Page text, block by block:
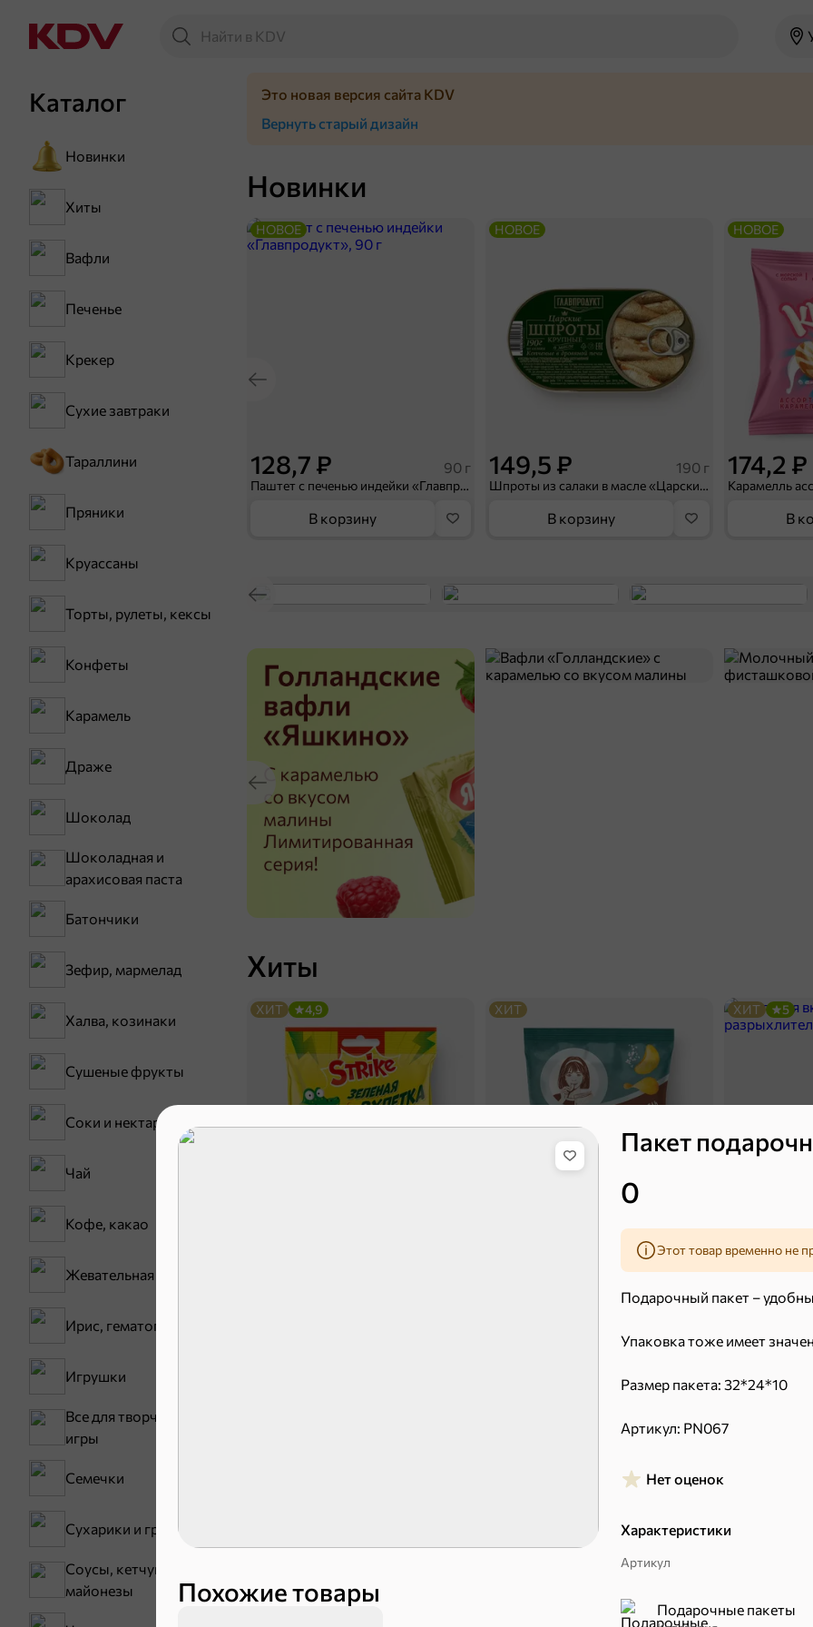
Похожие товары
Пакет
0
Этот товар временно не
Подарочный пакет –
Упаковка тоже имеет
Размер пакета: 32*24*10
Артикул: PN067
Нет оценок
Характеристики
Артикул
Подарочные пакеты
Каталог
Новинки
Хиты
Вафли
Печенье
Крекер
Сухие завтраки
Тараллини
Пряники
Круассаны
Торты, рулеты, кексы
Конфеты
Карамель
Драже
Шоколад
Шоколадная и
арахисовая паста
Батончики
Зефир, мармелад
Халва, козинаки
Сушеные фрукты
Соки и нектары
Чай
Кофе, какао
Жевательная резинка
Ирис, гематоген
Игрушки
Все для творчества,
игры
Семечки
Сухарики и гренки
Соусы, кетчупы,
майонезы
Новинки
128,7 ₽ 90 г
Паштет с печенью индейки «Главпродукт», 90 г
НОВОЕ
В корзину
149,5 ₽ 190 г
Шпроты из салаки в масле «Царские» «Главпродукт», 190 г
НОВОЕ
В корзину
174,2 ₽
Карамелль
НОВОЕ
В
Хиты
ХИТ 4,9
40 г
ХИТ
7,2 ₽
ХИТ 5
В
Зефир, мармелад Вафли
Это новая версия сайта KDV
Вернуть старый дизайн